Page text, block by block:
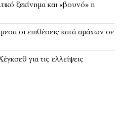
ξεκίνημα και «βουνό» η
οι επιθέσεις κατά αμάχων σε
για τις ελλείψεις